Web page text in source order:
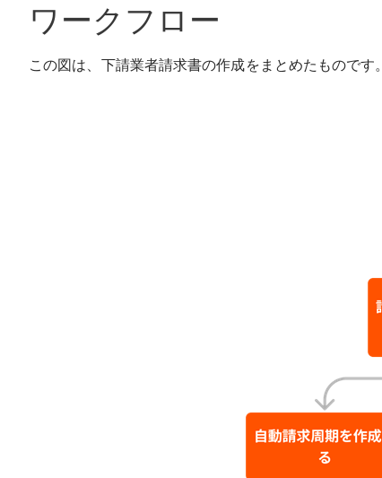
ワークフロー
この図は、下請業者請求書の作成をまとめたものです。